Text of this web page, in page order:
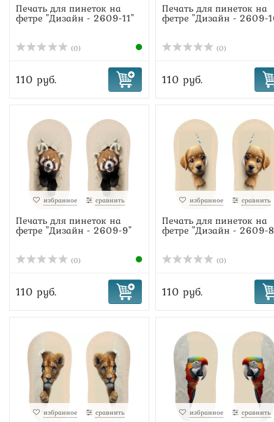
Печать для пинеток на
фетре "Дизайн - 2609-11"
(0)
110 руб.
Печать для пинеток на
фетре "Дизайн - 2609-
(0)
110 руб.
избранное сравнить
Печать для пинеток на
фетре "Дизайн - 2609-9"
(0)
110 руб.
избранное сравнить
Печать для пинеток на
фетре "Дизайн - 2609-
(0)
110 руб.
избранное сравнить избранное сравнить